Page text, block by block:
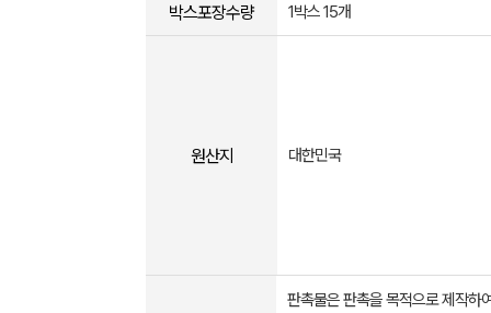
박스포장수량 1박스 15개
원산지 대한민국
판촉물은 판촉을 목적으로 제작하